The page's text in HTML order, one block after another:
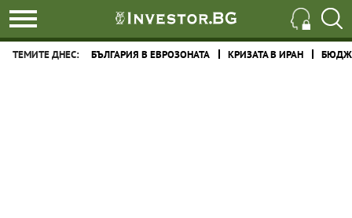
ТЕМИТЕ ДНЕС: БЪЛГАРИЯ В ЕВРОЗОНАТА КРИЗАТА В ИРАН